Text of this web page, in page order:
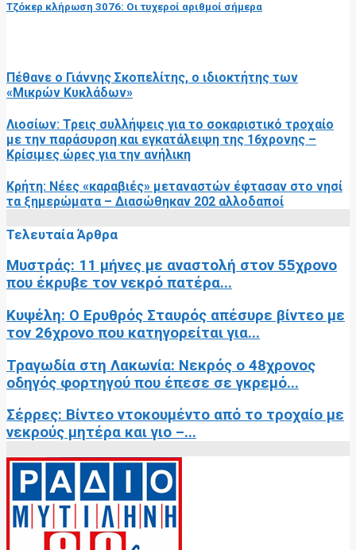
Τζόκερ κλήρωση 3076: Οι τυχεροί αριθμοί σήμερα
Πέθανε ο Γιάννης Σκοπελίτης, ο ιδιοκτήτης των
«Μικρών Κυκλάδων»
Λιοσίων: Τρεις συλλήψεις για το σοκαριστικό τροχαίο
με την παράσυρση και εγκατάλειψη της 16χρονης –
Κρίσιμες ώρες για την ανήλικη
Κρήτη: Νέες «καραβιές» μεταναστών έφτασαν στο νησί
τα ξημερώματα – Διασώθηκαν 202 αλλοδαποί
Τελευταία Άρθρα
Μυστράς: 11 μήνες με αναστολή στον 55χρονο
που έκρυβε τον νεκρό πατέρα...
Κυψέλη: Ο Ερυθρός Σταυρός απέσυρε βίντεο με
τον 26χρονο που κατηγορείται για...
Τραγωδία στη Λακωνία: Νεκρός ο 48χρονος
οδηγός φορτηγού που έπεσε σε γκρεμό...
Σέρρες: Βίντεο ντοκουμέντο από το τροχαίο με
νεκρούς μητέρα και γιο –...